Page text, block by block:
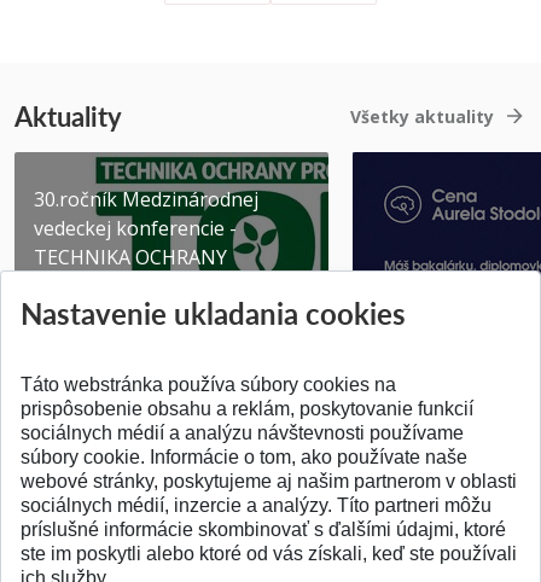
Aktuality Všetky aktuality
30.ročník Medzinárodnej
vedeckej konferencie -
TECHNIKA OCHRANY
Pridané 03.08.2026 Pridané 07.07.2026
SPÄŤ NA VRCH
Nastavenie ukladania cookies
Táto webstránka používa súbory cookies na
prispôsobenie obsahu a reklám, poskytovanie funkcií
sociálnych médií a analýzu návštevnosti používame
súbory cookie. Informácie o tom, ako používate naše
webové stránky, poskytujeme aj našim partnerom v oblasti
sociálnych médií, inzercie a analýzy. Títo partneri môžu
príslušné informácie skombinovať s ďalšími údajmi, ktoré
ste im poskytli alebo ktoré od vás získali, keď ste používali
ich služby.